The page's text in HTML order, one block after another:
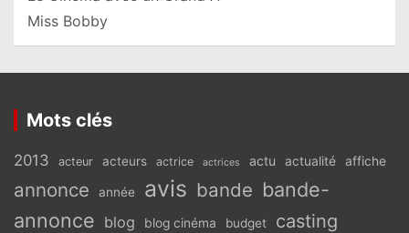
Miss Bobby
Mots clés
2013 acteur acteurs actrice actrices actu actualité affiche
annonce année avis bande bande-
annonce blog blog cinéma budget casting